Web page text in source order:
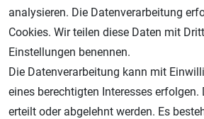
AGB
Unsere weiteren Shops:
Airbrush-City
Fachhandel für: Airbrushpistolen,
analysieren. Die Datenverarbeitung
Cookies. Wir teilen diese Daten mit
Einstellungen benennen.
Die Datenverarbeitung kann mit
eines berechtigten Interesses
erteilt oder abgelehnt werden. Es